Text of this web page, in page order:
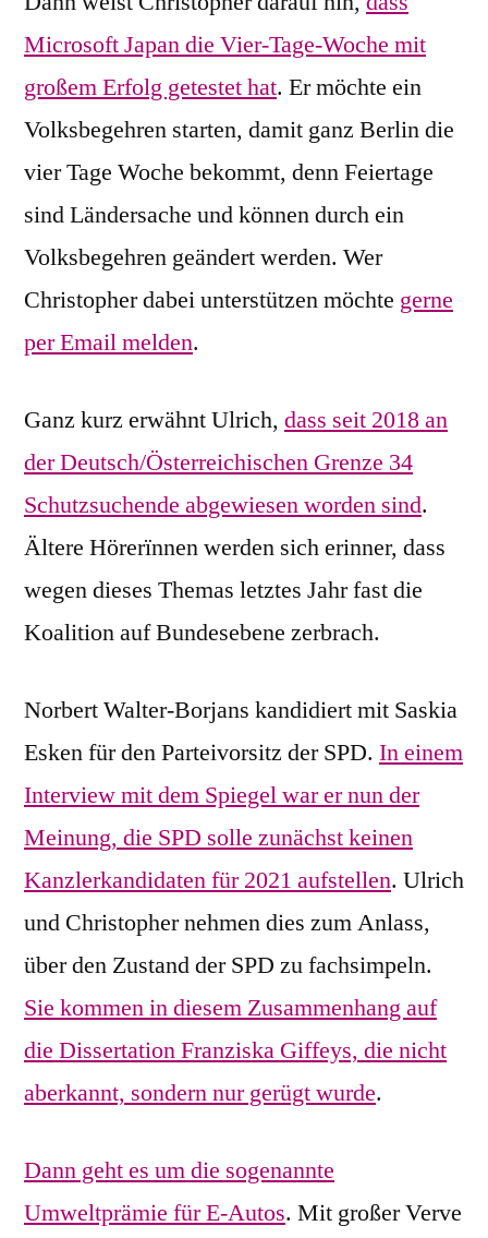
Microsoft Japan die Vier-Tage-Woche mit
großem Erfolg getestet hat. Er möchte ein
Volksbegehren starten, damit ganz Berlin die
vier Tage Woche bekommt, denn Feiertage
sind Ländersache und können durch ein
Volksbegehren geändert werden. Wer
Christopher dabei unterstützen möchte gerne
per Email melden.
Ganz kurz erwähnt Ulrich, dass seit 2018 an
der Deutsch/Österreichischen Grenze 34
Schutzsuchende abgewiesen worden sind.
Ältere Hörerïnnen werden sich erinner, dass
wegen dieses Themas letztes Jahr fast die
Koalition auf Bundesebene zerbrach.
Norbert Walter-Borjans kandidiert mit Saskia
Esken für den Parteivorsitz der SPD. In einem
Interview mit dem Spiegel war er nun der
Meinung, die SPD solle zunächst keinen
Kanzlerkandidaten für 2021 aufstellen. Ulrich
und Christopher nehmen dies zum Anlass,
über den Zustand der SPD zu fachsimpeln.
Sie kommen in diesem Zusammenhang auf
die Dissertation Franziska Giffeys, die nicht
aberkannt, sondern nur gerügt wurde.
Dann geht es um die sogenannte
Umweltprämie für E-Autos. Mit großer Verve